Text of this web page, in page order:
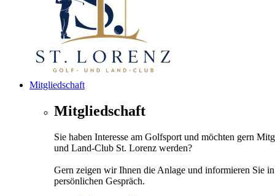
Mitgliedschaft
Mitgliedschaft
Sie haben Interesse am Golfsport und möchten gern
und Land-Club St. Lorenz werden?
Gern zeigen wir Ihnen die Anlage und informieren Sie
persönlichen Gespräch.